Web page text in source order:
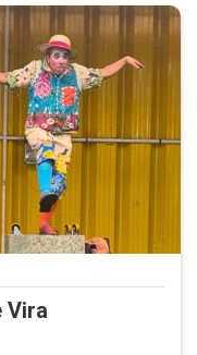
Vira